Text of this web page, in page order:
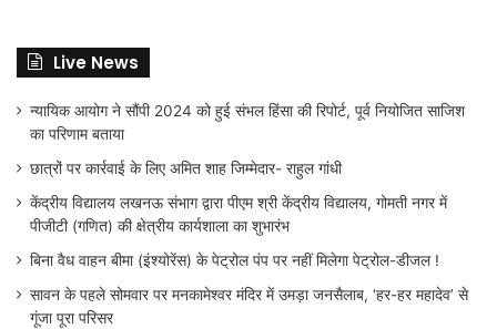
Live News
न्यायिक आयोग ने सौंपी 2024 को हुई संभल हिंसा की रिपोर्ट, पूर्व नियोजित साजिश
का परिणाम बताया
छात्रों पर कार्रवाई के लिए अमित शाह जिम्मेदार- राहुल गांधी
केंद्रीय विद्यालय लखनऊ संभाग द्वारा पीएम श्री केंद्रीय विद्यालय, गोमती नगर में
पीजीटी (गणित) की क्षेत्रीय कार्यशाला का शुभारंभ
बिना वैध वाहन बीमा (इंश्योरेंस) के पेट्रोल पंप पर नहीं मिलेगा पेट्रोल-डीजल !
सावन के पहले सोमवार पर मनकामेश्वर मंदिर में उमड़ा जनसैलाब, ‘हर-हर महादेव’ से
गूंजा पूरा परिसर